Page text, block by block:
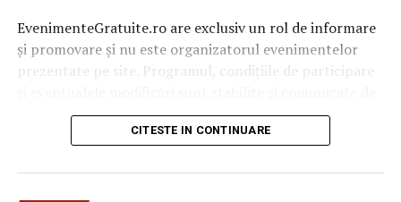
EvenimenteGratuite.ro are exclusiv un rol de informare
și promovare și nu este organizatorul evenimentelor
prezentate pe site. Programul, condițiile de participare
organizatorii fiecărui eveniment.
înainte de participare.
CITESTE IN CONTINUARE